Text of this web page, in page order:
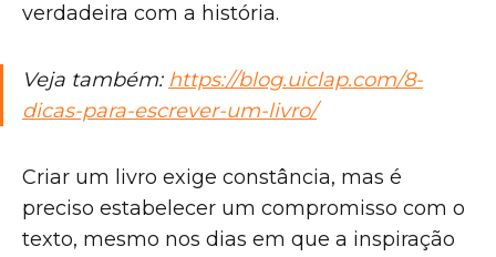
verdadeira com a história.
Veja também: https://blog.uiclap.com/8-
dicas-para-escrever-um-livro/
Criar um livro exige constância, mas é
preciso estabelecer um compromisso com o
texto, mesmo nos dias em que a inspiração